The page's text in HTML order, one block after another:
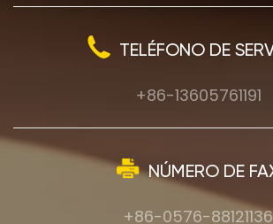
TELÉFONO DE
+86-13605761191
NÚMERO DE
+86-0576-88121136